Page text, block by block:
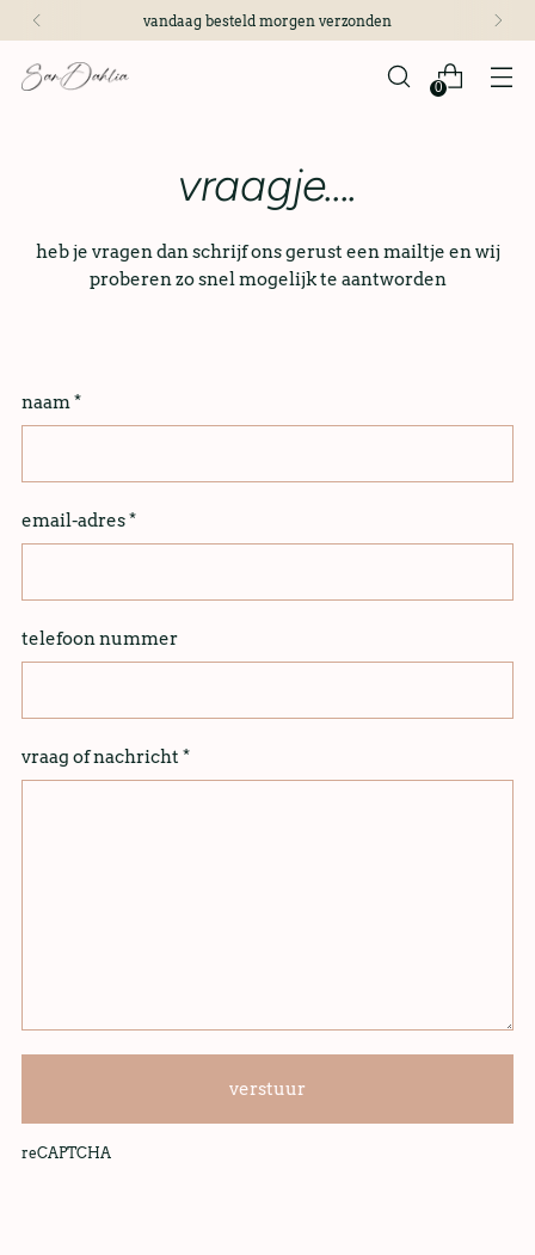
vandaag besteld morgen verzonden
0
vraagje....
heb je vragen dan schrijf ons gerust een mailtje en wij
proberen zo snel mogelijk te aantworden
naam*
email-adres*
telefoon nummer
vraag of nachricht *
verstuur
reCAPTCHA